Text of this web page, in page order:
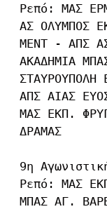
Ρεπό: ΜΑΣ
ΑΣ ΟΛΥΜΠΟΣ
ΜΕΝΤ - ΑΠΣ
ΑΚΑΔΗΜΙΑ
ΣΤΑΥΡΟΥΠΟΛΗ
ΑΠΣ ΑΙΑΣ
ΜΑΣ ΕΚΠ.
ΔΡΑΜΑΣ
9η
Ρεπό: ΜΑΣ
ΜΠΑΣ ΑΓ.